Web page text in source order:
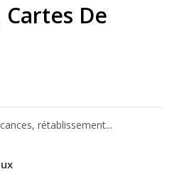
De
rétablissement...